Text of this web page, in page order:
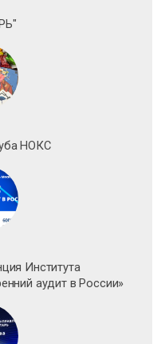
НОКС
Института
аудит в России»